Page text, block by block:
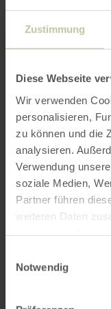
Zustimmung
Diese Webseite
Wir verwenden
personalisieren,
zu können und die
analysieren.
Verwendung
soziale Medien,
Partner führen
weiteren Daten
Notwendig
Zeit zu
romantisch
trakteren op
exclusieve
over:
Zeit
zu
zweit:
mit